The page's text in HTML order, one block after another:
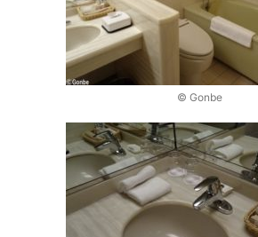
© Gonbe